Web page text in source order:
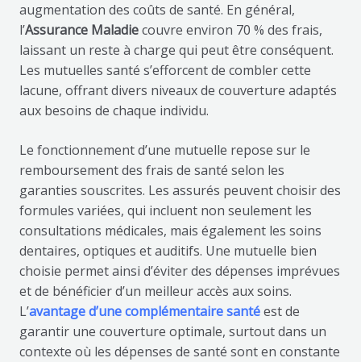
augmentation des coûts de santé. En général,
l’Assurance Maladiecouvre environ 70 % des frais,
laissant un reste à charge qui peut être conséquent.
Les mutuelles santé s’efforcent de combler cette
lacune, offrant divers niveaux de couverture adaptés
aux besoins de chaque individu.
Le fonctionnement d’une mutuelle repose sur le
remboursement des frais de santé selon les
garanties souscrites. Les assurés peuvent choisir des
formules variées, qui incluent non seulement les
consultations médicales, mais également les soins
dentaires, optiques et auditifs. Une mutuelle bien
choisie permet ainsi d’éviter des dépenses imprévues
et de bénéficier d’un meilleur accès aux soins.
L’avantage d’une complémentaire santéest de
garantir une couverture optimale, surtout dans un
contexte où les dépenses de santé sont en constante